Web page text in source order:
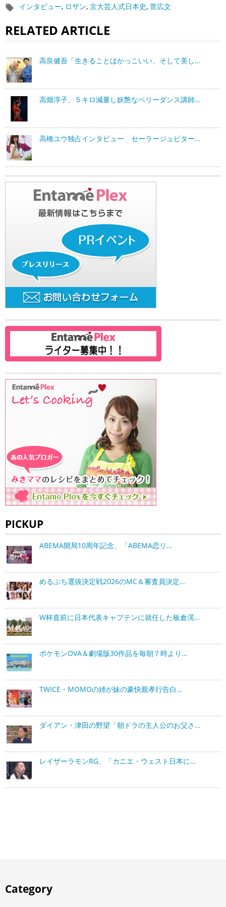
インタビュー, ロザン, 京大芸人式日本史, 菅広文
RELATED ARTICLE
高良健吾「生きることはかっこいい、そして美し…
高畑淳子、５キロ減量し妖艶なベリーダンス講師…
高橋ユウ独占インタビュー セーラージュピター…
PICKUP
ABEMA開局10周年記念、「ABEMA恋リ…
めるぷち選抜決定戦2026のMC＆審査員決定…
W杯直前に日本代表キャプテンに就任した板倉滉…
ポケモンOVA＆劇場版30作品を毎朝７時より…
TWICE・MOMOの姉が妹の豪快親孝行告白…
ダイアン・津田の野望「朝ドラの主人公のお父さ…
レイザーラモンRG、「カニエ・ウェスト日本に…
Category